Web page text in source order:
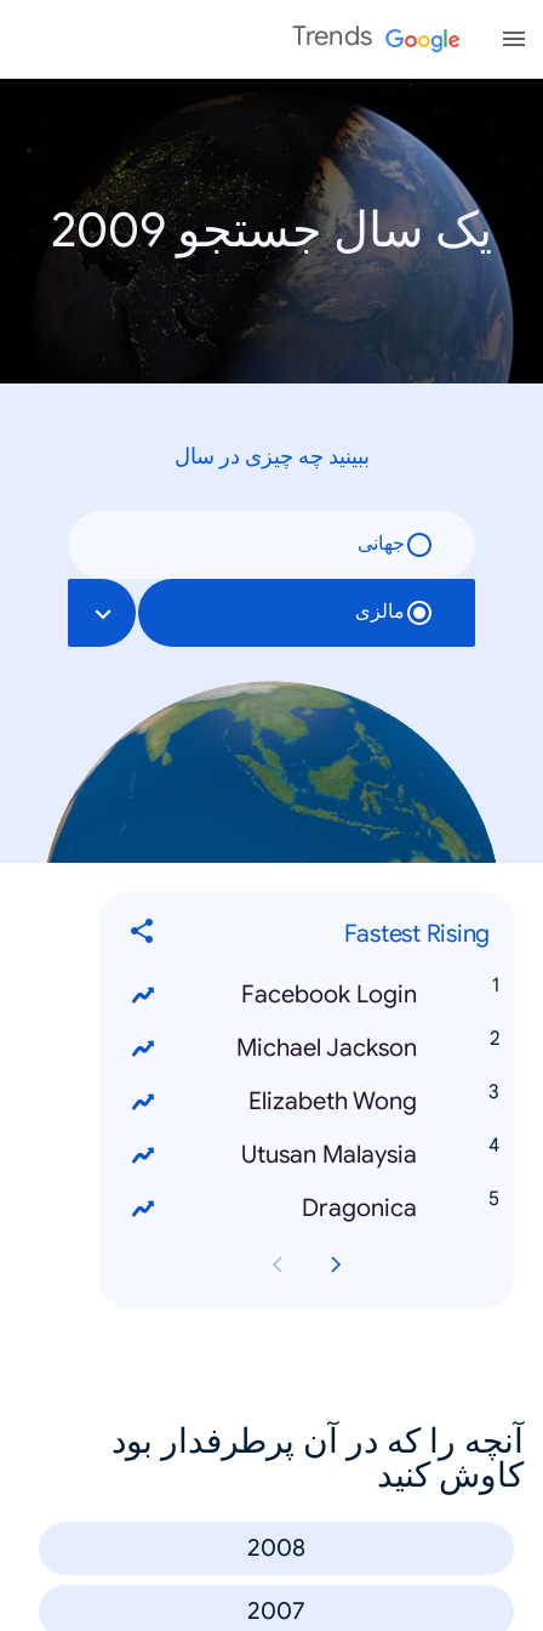
Trends
یک سال جستجو 2009
ببینید چه چیزی در سال
جهانی
مالزی
Fastest Rising
Facebook Login
Michael Jackson
Elizabeth Wong
Utusan Malaysia
Dragonica
آنچه را که در آن پرطرفدار بود
کاوش کنید
2008
2007